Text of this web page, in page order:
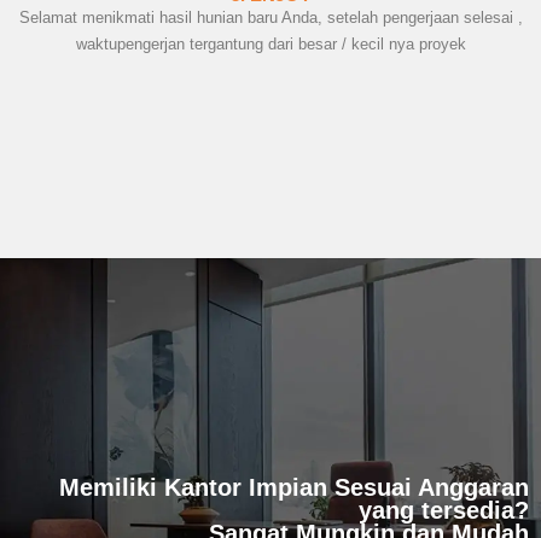
Selamat menikmati hasil hunian baru Anda, setelah pengerjaan selesai ,
waktupengerjan tergantung dari besar / kecil nya proyek
Memiliki Kantor Impian Sesuai Anggaran
yang tersedia?
Sangat Mungkin dan Mudah